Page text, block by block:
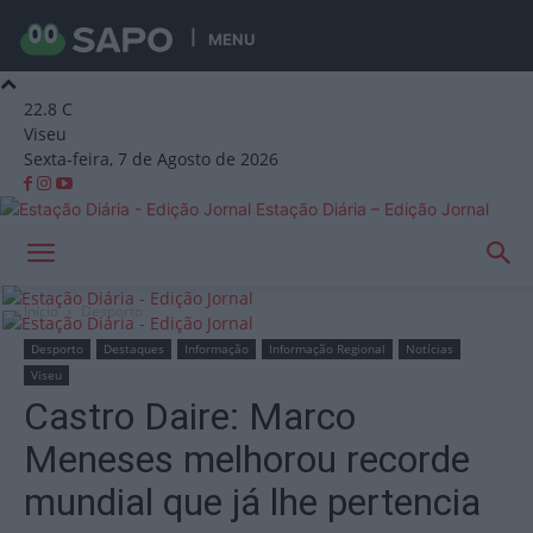
MENU
22.8 C
Viseu
Sexta-feira, 7 de Agosto de 2026
Estação Diária – Edição Jornal
Início Desporto
Desporto Destaques Informação Informação Regional
Notícias
Viseu
Castro Daire: Marco
Meneses melhorou recorde
mundial que já lhe pertencia